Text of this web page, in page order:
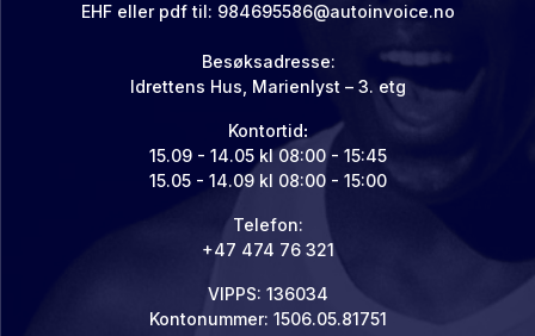
EHF eller pdf til: 984695586@autoinvoice.no
Besøksadresse:
Idrettens Hus, Marienlyst – 3. etg
Kontortid:
15.09 - 14.05 kl 08:00 - 15:45
15.05 - 14.09 kl 08:00 - 15:00
Telefon:
+47 474 76 321
VIPPS: 136034
Kontonummer: 1506.05.81751